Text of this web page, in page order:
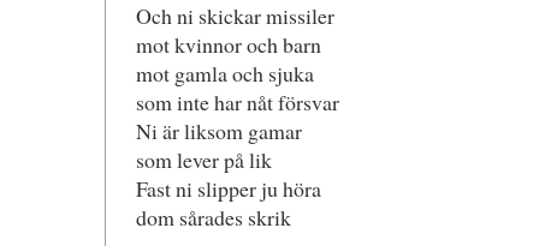
Och ni skickar missiler
mot kvinnor och barn
mot gamla och sjuka
som inte har nåt försvar
Ni är liksom gamar
som lever på lik
Fast ni slipper ju höra
dom sårades skrik